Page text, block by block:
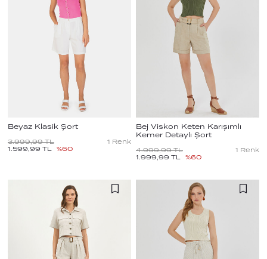
Beyaz Klasik Şort
3.999,99 TL
1.599,99 TL %60
1 Renk
Bej Viskon Keten Karışımlı
Kemer Detaylı Şort
4.999,99 TL
1.999,99 TL %60
1 Renk